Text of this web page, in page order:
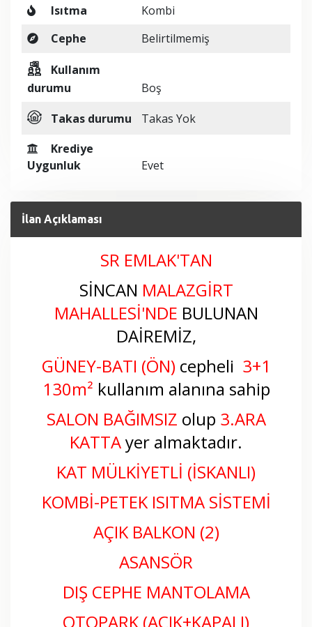
Isıtma
Kombi
Cephe
Belirtilmemiş
Kullanım
durumu
Boş
Takas durumu
Takas Yok
Krediye
Uygunluk
Evet
İlan Açıklaması
SR EMLAK'TAN
SİNCAN MALAZGİRT
MAHALLESİ'NDE BULUNAN
DAİREMİZ,
GÜNEY-BATI (ÖN) cepheli 3+1
130m² kullanım alanına sahip
SALON BAĞIMSIZ olup 3.ARA
KATTAyer almaktadır.
KAT MÜLKİYETLİ (İSKANLI)
KOMBİ-PETEK ISITMA SİSTEMİ
AÇIK BALKON (2)
ASANSÖR
DIŞ CEPHE MANTOLAMA
OTOPARK (AÇIK+KAPALI)